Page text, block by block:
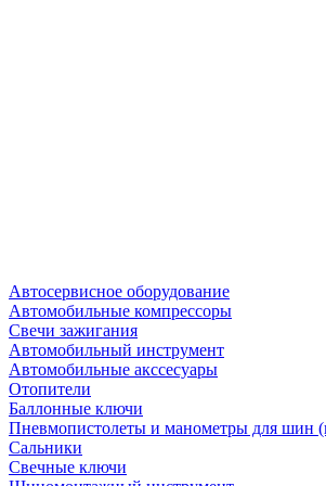
Автосервисное оборудование
Автомобильные компрессоры
Свечи зажигания
Автомобильный инструмент
Автомобильные акссесуары
Отопители
Баллонные ключи
Пневмопистолеты и манометры для шин
Сальники
Свечные ключи